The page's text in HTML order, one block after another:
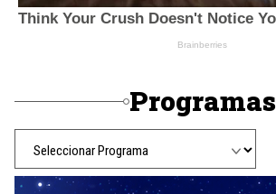
Programas